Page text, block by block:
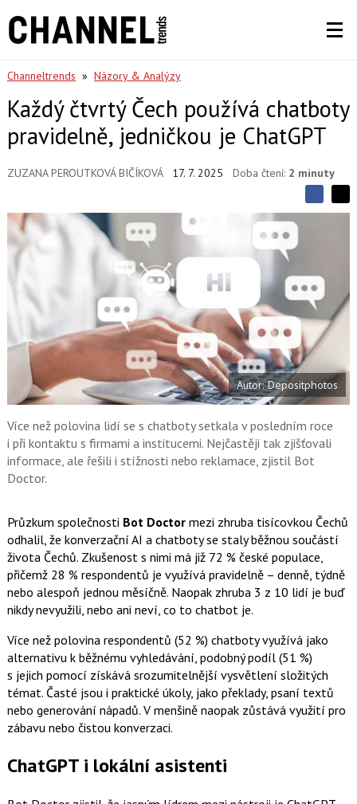
Channeltrends » Názory & Analýzy
Každý čtvrtý Čech používá chatboty
pravidelně, jedničkou je ChatGPT
ZUZANA PEROUTKOVÁ BIČÍKOVÁ 17. 7. 2025 Doba čtení: 2 minuty
S
e
t
S
t
e
n
a
F
a
c
b
o
o
k
n
a
X
Autor: Depositphotos
Více než polovina lidí se s chatboty setkala v posledním roce
i při kontaktu s firmami a institucemi. Nejčastěji tak zjišťovali
informace, ale řešili i stížnosti nebo reklamace, zjistil Bot
Doctor.
Průzkum společnosti Bot Doctormezi zhruba tisícovkou Čechů
odhalil, že konverzační AI a chatboty se staly běžnou součástí
života Čechů. Zkušenost s nimi má již 72 % české populace,
přičemž 28 % respondentů je využívá pravidelně – denně, týdně
nebo alespoň jednou měsíčně. Naopak zhruba 3 z 10 lidí je buď
nikdy nevyužili, nebo ani neví, co to chatbot je.
Více než polovina respondentů (52 %) chatboty využívá jako
alternativu k běžnému vyhledávání, podobný podíl (51 %)
s jejich pomocí získává srozumitelnější vysvětlení složitých
témat. Časté jsou i praktické úkoly, jako překlady, psaní textů
nebo generování nápadů. V menšině naopak zůstává využití pro
zábavu nebo čistou konverzaci.
ChatGPT i lokální asistenti